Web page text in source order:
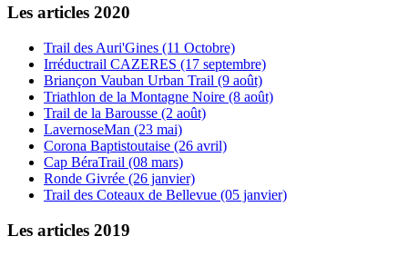
Les articles 2020
Trail des Auri'Gines (11 Octobre)
Irréductrail CAZERES (17 septembre)
Briançon Vauban Urban Trail (9 août)
Triathlon de la Montagne Noire (8 août)
Trail de la Barousse (2 août)
LavernoseMan (23 mai)
Corona Baptistoutaise (26 avril)
Cap BéraTrail (08 mars)
Ronde Givrée (26 janvier)
Trail des Coteaux de Bellevue (05 janvier)
Les articles 2019